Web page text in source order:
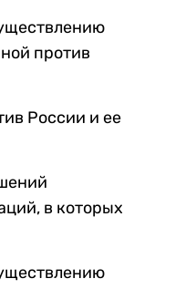
против
России и ее
в которых